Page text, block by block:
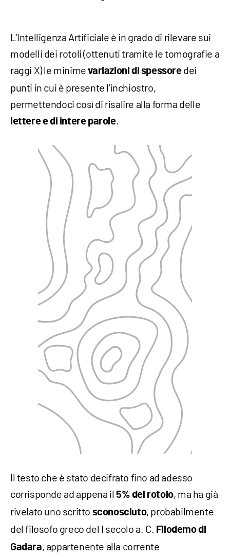
L’Intelligenza Artificiale è in grado di rilevare sui
modelli dei rotoli (ottenuti tramite le tomografie a
raggi X) le minimevariazioni di spessoredei
punti in cui è presente l’inchiostro,
permettendoci così di risalire alla forma delle
lettere e di intere parole.
Il testo che è stato decifrato fino ad adesso
corrisponde ad appena il5% del rotolo, ma ha già
rivelato uno scritto sconosciuto, probabilmente
del filosofo greco del I secolo a. C. Filodemo di
Gadara, appartenente alla corrente